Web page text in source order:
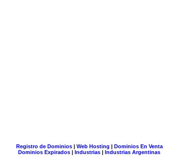
Registro de Dominios| Web Hosting | Dominios En Venta
Dominios Expirados | Industrias | Industrias Argentinas